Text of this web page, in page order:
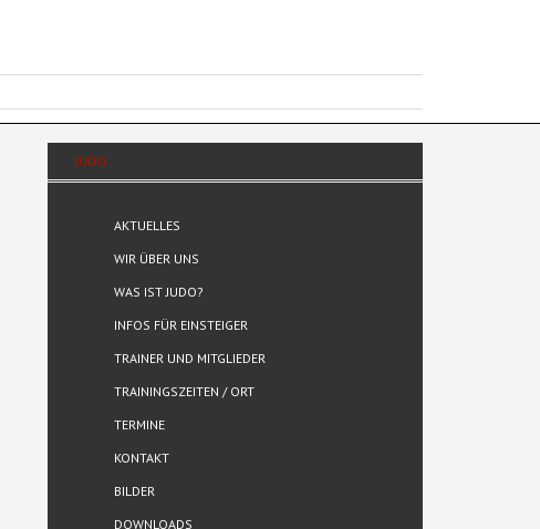
JUDO
AKTUELLES
WIR ÜBER UNS
WAS IST JUDO?
INFOS FÜR EINSTEIGER
TRAINER UND MITGLIEDER
TRAININGSZEITEN / ORT
TERMINE
KONTAKT
BILDER
DOWNLOADS